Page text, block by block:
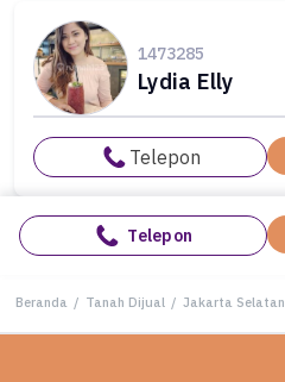
1473285
Lydia Elly
Telepon
Telepon
Beranda / Tanah Dijual / Jakarta Selatan